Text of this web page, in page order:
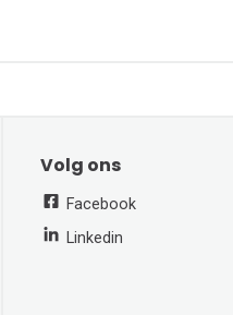
Volg ons
Facebook
Linkedin